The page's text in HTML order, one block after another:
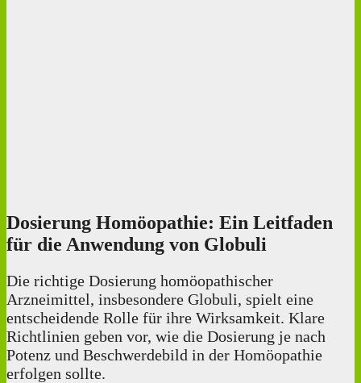
Dosierung Homöopathie: Ein Leitfaden
für die Anwendung von Globuli
Die richtige Dosierung homöopathischer
Arzneimittel, insbesondere Globuli, spielt eine
entscheidende Rolle für ihre Wirksamkeit. Klare
Richtlinien geben vor, wie die Dosierung je nach
Potenz und Beschwerdebild in der Homöopathie
erfolgen sollte.